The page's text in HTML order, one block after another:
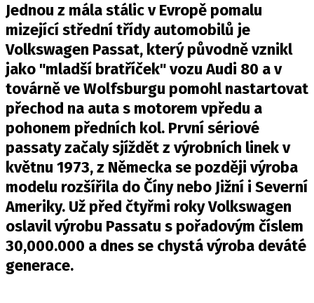
OSTATNÍ
TISKOVKY
ROZHOVORY
DAKAR
Z DOMOVA
ZE SVĚTA
MOTORSPORT
PIT LANE
ČEŠI V AKCI
FIA CEZ & POHÁRY
MEZINÁRODNÍ SCÉNA
Jednou z mála stálic v Evropě pomalu
mizející střední třídy automobilů je
Volkswagen Passat, který původně vznikl
jako "mladší bratříček" vozu Audi 80 a v
továrně ve Wolfsburgu pomohl nastartovat
přechod na auta s motorem vpředu a
pohonem předních kol. První sériové
passaty začaly sjíždět z výrobních linek v
květnu 1973, z Německa se později výroba
modelu rozšířila do Číny nebo Jižní i Severní
Ameriky. Už před čtyřmi roky Volkswagen
oslavil výrobu Passatu s pořadovým číslem
30,000.000 a dnes se chystá výroba deváté
generace.